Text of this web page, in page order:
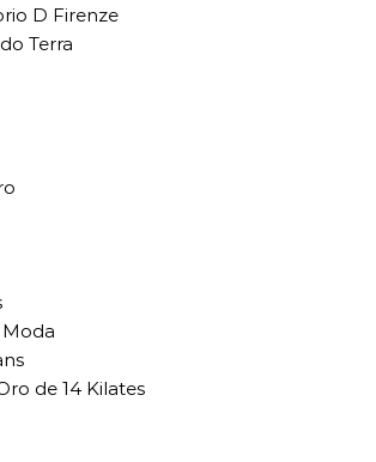
D Firenze
Terra
de 14 Kilates